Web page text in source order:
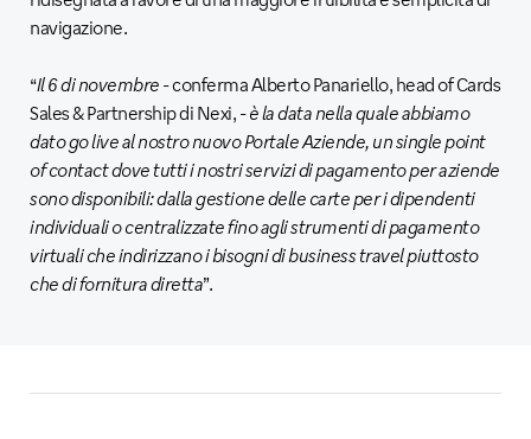
navigazione.
“Il 6 di novembre - conferma Alberto Panariello, head of Cards
Sales & Partnership di Nexi, -è la data nella quale abbiamo
dato go live al nostro nuovo Portale Aziende, un single point
of contact dove tutti i nostri servizi di pagamento per aziende
sono disponibili: dalla gestione delle carte per i dipendenti
individuali o centralizzate fino agli strumenti di pagamento
virtuali che indirizzano i bisogni di business travel piuttosto
che di fornitura diretta”.